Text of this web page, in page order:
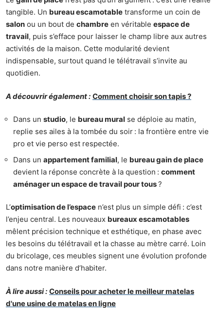
tangible. Un bureau escamotable transforme un coin de
salon ou un bout de chambre en véritable espace de
travail, puis s’efface pour laisser le champ libre aux autres
activités de la maison. Cette modularité devient
indispensable, surtout quand le télétravail s’invite au
quotidien.
A découvrir également : Comment choisir son tapis ?
Dans un studio, le bureau mural se déploie au matin,
replie ses ailes à la tombée du soir : la frontière entre vie
pro et vie perso est respectée.
Dans un appartement familial, le bureau gain de place
devient la réponse concrète à la question : comment
aménager un espace de travail pour tous?
L’optimisation de l’espace n’est plus un simple défi : c’est
l’enjeu central. Les nouveaux bureaux escamotables
mêlent précision technique et esthétique, en phase avec
les besoins du télétravail et la chasse au mètre carré. Loin
du bricolage, ces meubles signent une évolution profonde
dans notre manière d’habiter.
À lire aussi : Conseils pour acheter le meilleur matelas
d'une usine de matelas en ligne